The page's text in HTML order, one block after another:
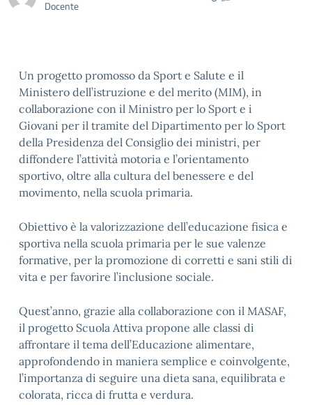
Docente
Un progetto promosso da Sport e Salute e il
Ministero dell’istruzione e del merito (MIM), in
collaborazione con il Ministro per lo Sport e i
Giovani per il tramite del Dipartimento per lo Sport
della Presidenza del Consiglio dei ministri, per
diffondere l’attività motoria e l’orientamento
sportivo, oltre alla cultura del benessere e del
movimento, nella scuola primaria.
Obiettivo è la valorizzazione dell’educazione fisica e
sportiva nella scuola primaria per le sue valenze
formative, per la promozione di corretti e sani stili di
vita e per favorire l’inclusione sociale.
Quest’anno, grazie alla collaborazione con il MASAF,
il progetto Scuola Attiva propone alle classi di
affrontare il tema dell’Educazione alimentare,
approfondendo in maniera semplice e coinvolgente,
l’importanza di seguire una dieta sana, equilibrata e
colorata, ricca di frutta e verdura.